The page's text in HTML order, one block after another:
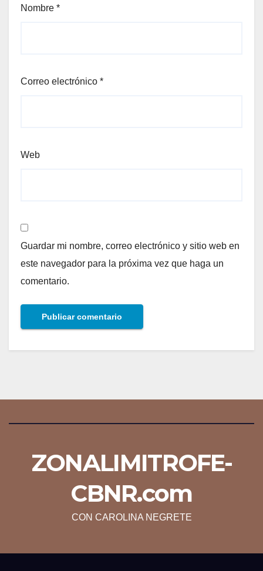
Nombre *
Correo electrónico *
Web
Guardar mi nombre, correo electrónico y sitio web en
este navegador para la próxima vez que haga un
comentario.
ZONALIMITROFE-
CBNR.com
CON CAROLINA NEGRETE